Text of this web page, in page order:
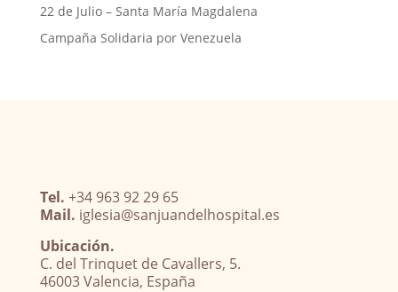
22 de Julio – Santa María Magdalena
Campaña Solidaria por Venezuela
Tel. +34 963 92 29 65
Mail. iglesia@sanjuandelhospital.es
Ubicación.
C. del Trinquet de Cavallers, 5.
46003 Valencia, España